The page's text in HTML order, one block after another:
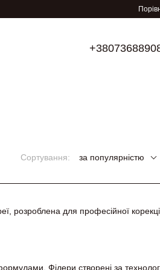
Сортування: за популярністю
розроблена для професійної
Філери створені за